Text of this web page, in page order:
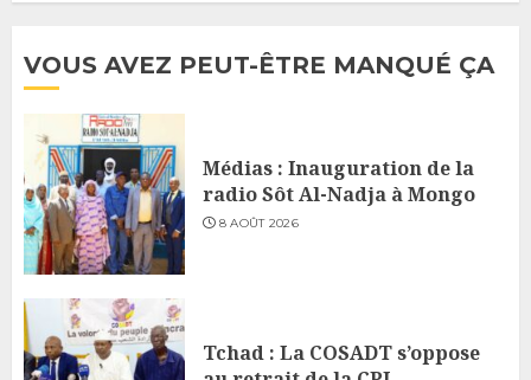
VOUS AVEZ PEUT-ÊTRE MANQUÉ ÇA
Médias : Inauguration de la
radio Sôt Al-Nadja à Mongo
8 AOÛT 2026
Tchad : La COSADT s’oppose